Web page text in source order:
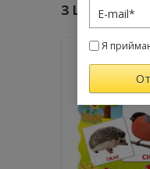
З ЦИМ
Я